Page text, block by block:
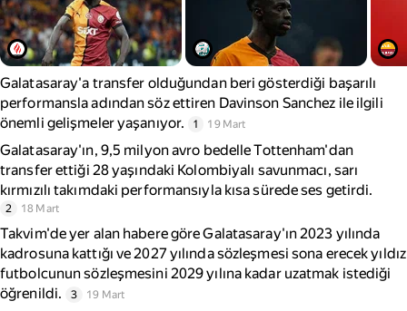
Galatasaray'a transfer olduğundan beri gösterdiği başarılı
performansla adından söz ettiren Davinson Sanchez ile ilgili
önemli gelişmeler yaşanıyor.
1 19 Mart
Galatasaray'ın, 9,5 milyon avro bedelle Tottenham'dan
transfer ettiği 28 yaşındaki Kolombiyalı savunmacı, sarı
kırmızılı takımdaki performansıyla kısa sürede ses getirdi.
2 18 Mart
Takvim'de yer alan habere göre Galatasaray'ın 2023 yılında
kadrosuna kattığı ve 2027 yılında sözleşmesi sona erecek yıldız
futbolcunun sözleşmesini 2029 yılına kadar uzatmak istediği
öğrenildi.
3 19 Mart